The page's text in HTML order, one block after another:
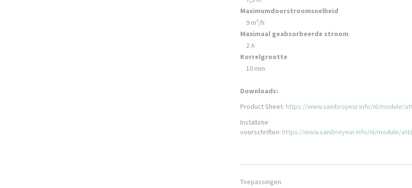
Maximumdoorstroomsnelheid
9 m³/h
Maximaal geabsorbeerde stroom
2 A
Korrelgrootte
10 mm
Downloads:
Product Sheet: https://www.sanibroyeur.info/nl/module/
Installatie
voorschriften: https://www.sanibroyeur.info/nl/module/
Toepassingen